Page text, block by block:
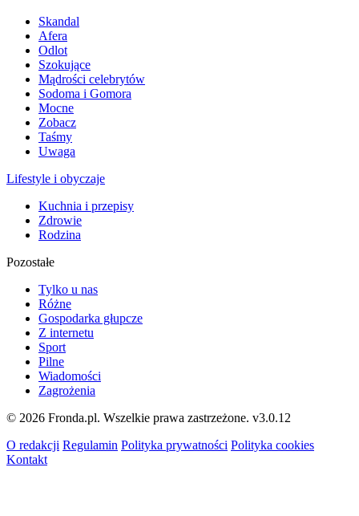
Skandal
Afera
Odlot
Szokujące
Mądrości celebrytów
Sodoma i Gomora
Mocne
Zobacz
Taśmy
Uwaga
Lifestyle i obyczaje
Kuchnia i przepisy
Zdrowie
Rodzina
Pozostałe
Tylko u nas
Różne
Gospodarka głupcze
Z internetu
Sport
Pilne
Wiadomości
Zagrożenia
© 2026 Fronda.pl. Wszelkie prawa zastrzeżone. v3.0.12
O redakcji Regulamin Polityka prywatności Polityka cookies
Kontakt